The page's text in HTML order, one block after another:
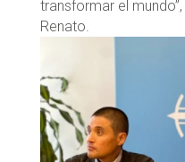
transformar el
Renato.